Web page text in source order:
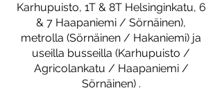
Karhupuisto, 1T & 8T Helsinginkatu, 6
& 7 Haapaniemi / Sörnäinen),
metrolla (Sörnäinen / Hakaniemi) ja
useilla busseilla (Karhupuisto /
Agricolankatu / Haapaniemi /
Sörnäinen) .